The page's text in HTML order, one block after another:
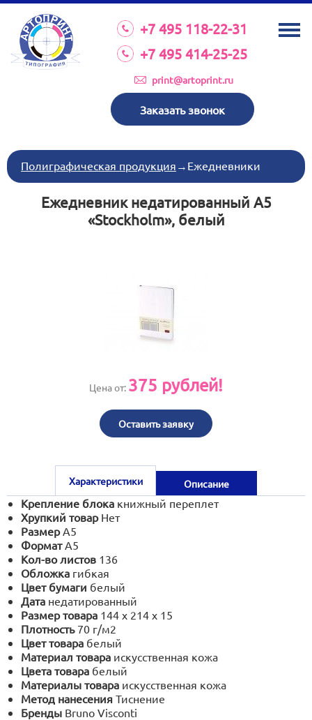
+7 495 118-22-31
+7 495 414-25-25
print@artoprint.ru
Заказать звонок
О КОМПАНИИ
УСЛУГИ
КАТАЛОГ
ТРЕБОВАНИЯ К МАКЕТАМ
НОВОСТИ
ИНВЕСТИЦИИ
КОНТАКТЫ
пн-пт 8:30 17:00
Полиграфическая продукция → Ежедневники
Ежедневник недатированный А5
«Stockholm», белый
Цена от: 375 рублей!
Оставить заявку
Характеристики Описание
Крепление блока книжный переплет
Хрупкий товар Нет
Размер А5
Формат А5
Кол-во листов 136
Обложка гибкая
Цвет бумаги белый
Дата недатированный
Размер товара 144 х 214 х 15
Плотность 70 г/м2
Цвет товара белый
Материал товара искусственная кожа
Цвета товара белый
Материалы товара искусственная кожа
Метод нанесения Тиснение
Бренды Bruno Visconti